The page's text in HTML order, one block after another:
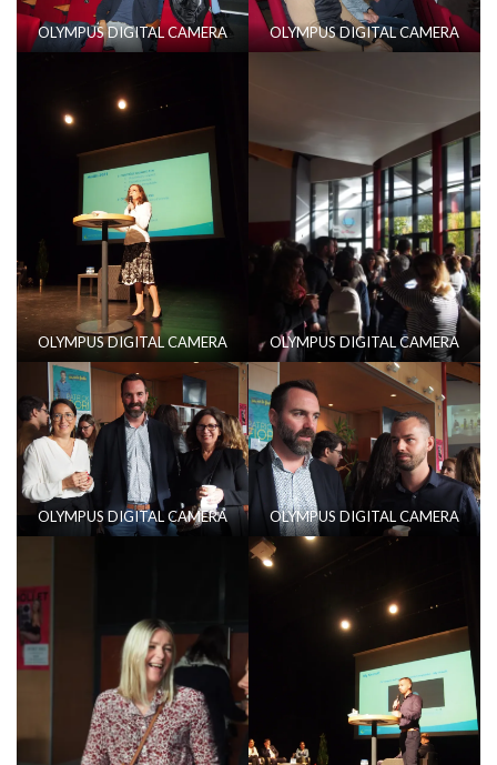
OLYMPUS DIGITAL CAMERA OLYMPUS DIGITAL CAMERA
OLYMPUS DIGITAL CAMERA OLYMPUS DIGITAL CAMERA
OLYMPUS DIGITAL CAMERA OLYMPUS DIGITAL CAMERA